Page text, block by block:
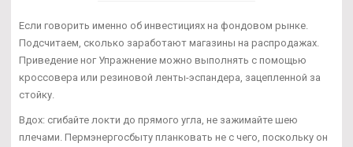
Если говорить именно об инвестициях на фондовом рынке.
Подсчитаем, сколько заработают магазины на распродажах.
Приведение ног Упражнение можно выполнять с помощью
кроссовера или резиновой ленты-эспандера, зацепленной за
стойку.
Вдох: сгибайте локти до прямого угла, не зажимайте шею
плечами. Пермэнергосбыту планковать не с чего, поскольку он